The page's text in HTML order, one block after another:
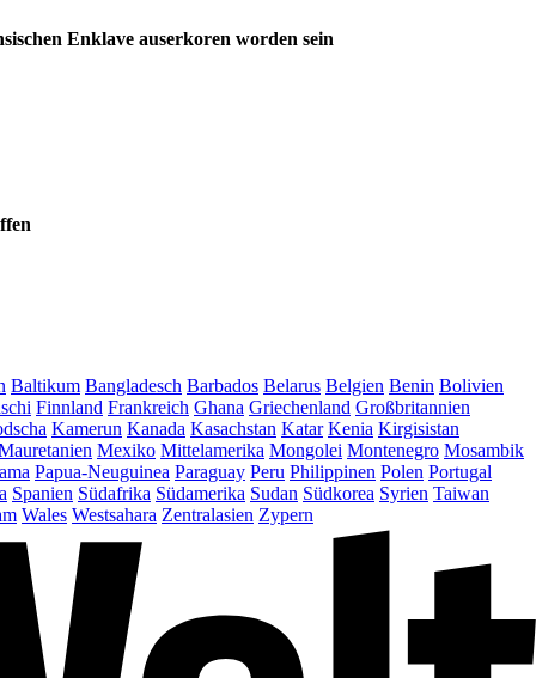
Enklave auserkoren worden sein
Baltikum Bangladesch Barbados Belarus Belgien Benin Bolivien
Finnland Frankreich Ghana Griechenland Großbritannien
Kamerun Kanada Kasachstan Katar Kenia Kirgisistan
Mexiko Mittelamerika Mongolei Montenegro Mosambik
Papua-Neuguinea Paraguay Peru Philippinen Polen Portugal
Spanien Südafrika Südamerika Sudan Südkorea Syrien Taiwan
Wales Westsahara Zentralasien Zypern